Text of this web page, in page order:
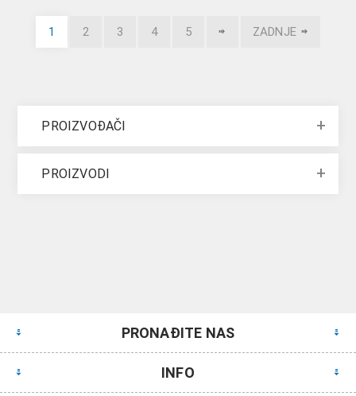
1 2 3 4 5 ZADNJE
PROIZVOĐAČI
PROIZVODI
PRONAĐITE NAS
INFO